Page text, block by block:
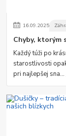
16.09.2025
Chyby,
Každý túži po
starostlivosti
pri najlepšej sna...